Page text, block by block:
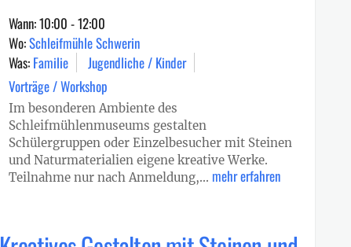
Wann: 10:00 - 12:00
Wo:Schleifmühle Schwerin
Was: Familie
Jugendliche / Kinder
Vorträge / Workshop
Im besonderen Ambiente des
Schleifmühlenmuseums gestalten
Schülergruppen oder Einzelbesucher mit Steinen
und Naturmaterialien eigene kreative Werke.
Teilnahme nur nach Anmeldung,... mehr erfahren